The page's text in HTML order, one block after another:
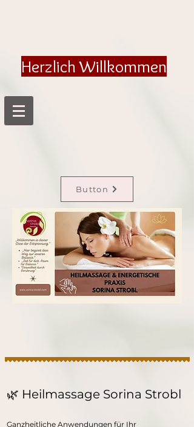
Herzlich Willkommen
Button
🌿 Heilmassage Sorina Strobl
Ganzheitliche Anwendungen für Ihr